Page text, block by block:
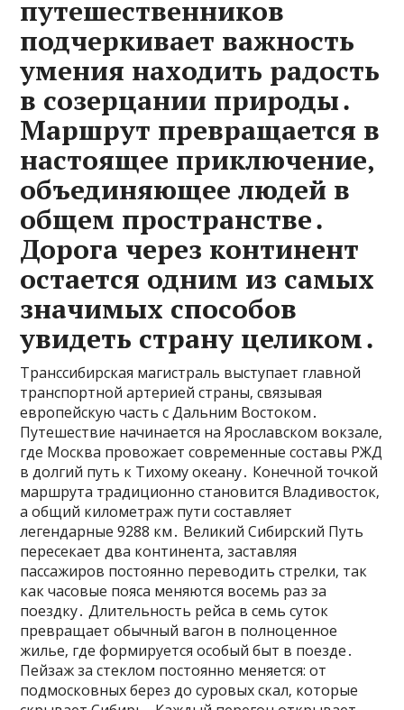
путешественников
подчеркивает важность
умения находить радость
в созерцании природы․
Маршрут превращается в
настоящее приключение‚
объединяющее людей в
общем пространстве․
Дорога через континент
остается одним из самых
значимых способов
увидеть страну целиком․
Транссибирская магистраль выступает главной
транспортной артерией страны‚ связывая
европейскую часть с Дальним Востоком․
Путешествие начинается на Ярославском вокзале‚
где Москва провожает современные составы РЖД
в долгий путь к Тихому океану․ Конечной точкой
маршрута традиционно становится Владивосток‚
а общий километраж пути составляет
легендарные 9288 км․ Великий Сибирский Путь
пересекает два континента‚ заставляя
пассажиров постоянно переводить стрелки‚ так
как часовые пояса меняются восемь раз за
поездку․ Длительность рейса в семь суток
превращает обычный вагон в полноценное
жилье‚ где формируется особый быт в поезде․
Пейзаж за стеклом постоянно меняется: от
подмосковных берез до суровых скал‚ которые